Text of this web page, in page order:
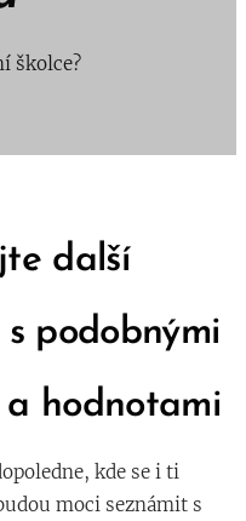
školce?
další
s podobnými
a hodnotami
kde se i ti
moci seznámit s